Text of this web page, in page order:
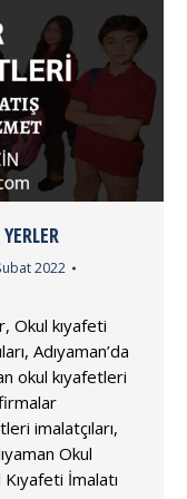
2022
Okul kıyafeti
Adıyaman’da
okul kıyafetleri
imalatçıları,
Okul
İmalatı